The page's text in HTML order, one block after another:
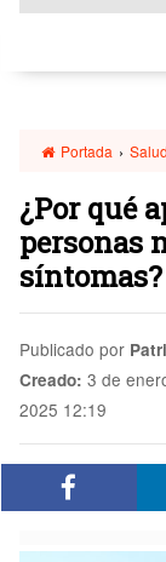
Portada › Salud
¿Por qué
personas
síntomas?
Publicado por
Creado: 3 de
2025 12:19